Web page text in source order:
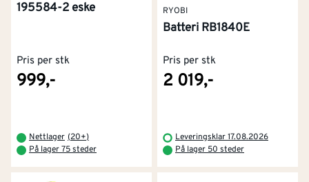
195584-2 eske
Pris per stk
999,-
Nettlager (20+)
På lager 75 steder
RYOBI
Batteri RB1840E
Pris per stk
2 019,-
Leveringsklar 17.08.2026
På lager 50 steder